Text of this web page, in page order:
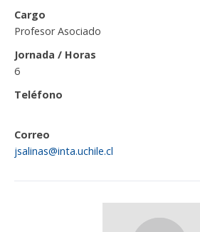
Cargo
Profesor Asociado
Jornada / Horas
6
Teléfono
Correo
jsalinas@inta.uchile.cl